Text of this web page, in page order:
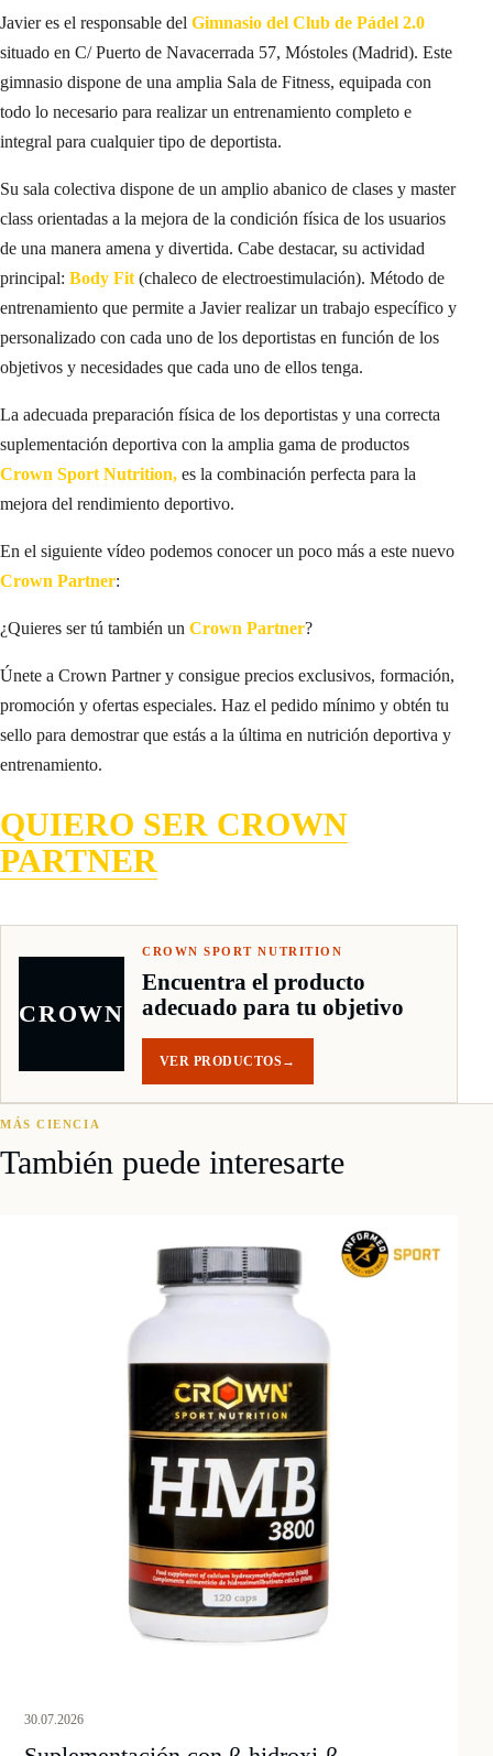
Javier es el responsable del Gimnasio del Club de Pádel 2.0
situado en C/ Puerto de Navacerrada 57, Móstoles (Madrid). Este
gimnasio dispone de una amplia Sala de Fitness, equipada con
todo lo necesario para realizar un entrenamiento completo e
integral para cualquier tipo de deportista.
Su sala colectiva dispone de un amplio abanico de clases y master
class orientadas a la mejora de la condición física de los usuarios
de una manera amena y divertida. Cabe destacar, su actividad
principal: Body Fit (chaleco de electroestimulación). Método de
entrenamiento que permite a Javier realizar un trabajo específico y
personalizado con cada uno de los deportistas en función de los
objetivos y necesidades que cada uno de ellos tenga.
La adecuada preparación física de los deportistas y una correcta
suplementación deportiva con la amplia gama de productos
Crown Sport Nutrition, es la combinación perfecta para la
mejora del rendimiento deportivo.
En el siguiente vídeo podemos conocer un poco más a este nuevo
Crown Partner:
¿Quieres ser tú también un Crown Partner?
Únete a Crown Partner y consigue precios exclusivos, formación,
promoción y ofertas especiales. Haz el pedido mínimo y obtén tu
sello para demostrar que estás a la última en nutrición deportiva y
entrenamiento.
QUIERO SER CROWN
PARTNER
CROWN
CROWN SPORT NUTRITION
Encuentra el producto
adecuado para tu objetivo
VER PRODUCTOS→
MÁS CIENCIA
También puede interesarte
30.07.2026